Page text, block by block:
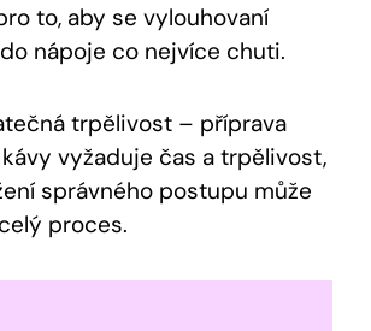
to, aby se vylouhovaní
nápoje co nejvíce chuti.
trpělivost – příprava
vyžaduje čas a trpělivost,
správného postupu může
proces.